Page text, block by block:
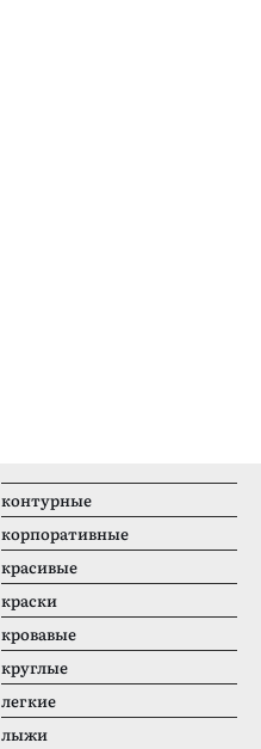
контурные
корпоративные
красивые
краски
кровавые
круглые
легкие
лыжи